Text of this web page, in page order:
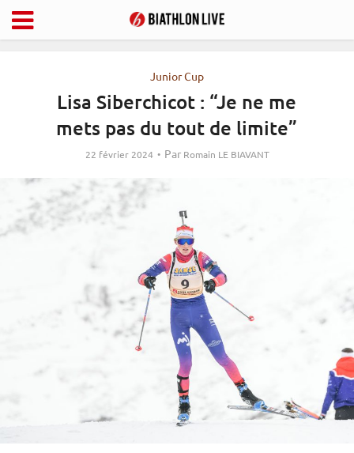
Junior Cup
Lisa Siberchicot : “Je ne me
mets pas du tout de limite”
22 février 2024 Par Romain LE BIAVANT